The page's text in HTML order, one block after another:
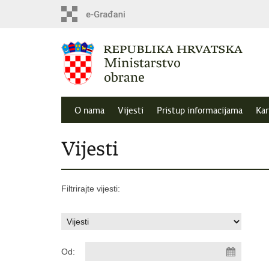
O nama Vijesti Pristup informacijama
Vijesti
Filtrirajte vijesti:
Od: